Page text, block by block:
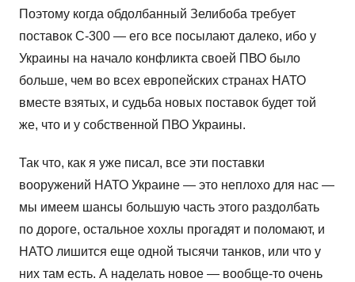
Поэтому когда обдолбанный Зелибоба требует
поставок С-300 — его все посылают далеко, ибо у
Украины на начало конфликта своей ПВО было
больше, чем во всех европейских странах НАТО
вместе взятых, и судьба новых поставок будет той
же, что и у собственной ПВО Украины.
Так что, как я уже писал, все эти поставки
вооружений НАТО Украине — это неплохо для нас —
мы имеем шансы большую часть этого раздолбать
по дороге, остальное хохлы прогадят и поломают, и
НАТО лишится еще одной тысячи танков, или что у
них там есть. А наделать новое — вообще-то очень